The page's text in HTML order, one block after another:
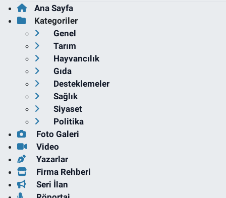
Ana Sayfa
Kategoriler
Genel
Tarım
Hayvancılık
Gıda
Desteklemeler
Sağlık
Siyaset
Politika
Foto Galeri
Video
Yazarlar
Firma Rehberi
Seri İlan